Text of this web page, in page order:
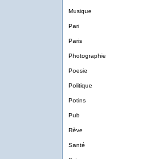
Musique
Pari
Paris
Photographie
Poesie
Politique
Potins
Pub
Rève
Santé